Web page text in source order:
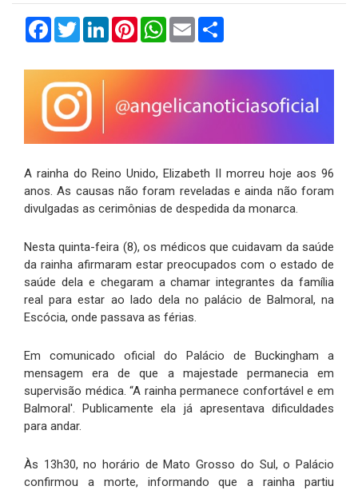
FacebookTwitterLinkedInPinterestWhatsApp
Email
A rainha do Reino Unido, Elizabeth II morreu hoje aos 96
anos. As causas não foram reveladas e ainda não foram
divulgadas as cerimônias de despedida da monarca.
Nesta quinta-feira (8), os médicos que cuidavam da saúde
da rainha afirmaram estar preocupados com o estado de
saúde dela e chegaram a chamar integrantes da família
real para estar ao lado dela no palácio de Balmoral, na
Escócia, onde passava as férias.
Em comunicado oficial do Palácio de Buckingham a
mensagem era de que a majestade permanecia em
supervisão médica. “A rainha permanece confortável e em
Balmoral'. Publicamente ela já apresentava dificuldades
para andar.
Às 13h30, no horário de Mato Grosso do Sul, o Palácio
confirmou a morte, informando que a rainha partiu